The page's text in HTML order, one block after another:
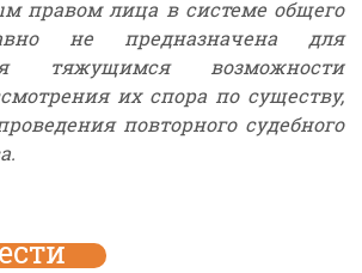
правом лица в системе общего
не предназначена для
тяжущимся возможности
их спора по существу,
повторного судебного